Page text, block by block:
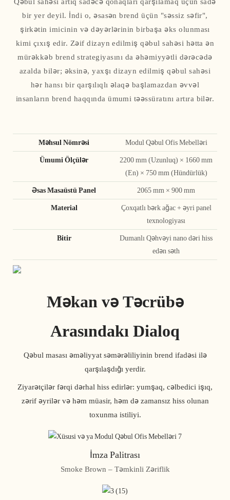
bir yer deyil. İndi o, əsasən brend üçün "səssiz səfir",
şirkətin imicinin və dəyərlərinin birbaşa əks olunması
kimi çıxış edir. Zəif dizayn edilmiş qəbul sahəsi hətta ən
mürəkkəb brend strategiyasını da əhəmiyyətli dərəcədə
azalda bilər; əksinə, yaxşı dizayn edilmiş qəbul sahəsi
hər hansı bir qarşılıqlı əlaqə başlamazdan əvvəl
insanların brend haqqında ümumi təəssüratını artıra bilər.
Məhsul Nömrəsi Modul Qəbul Ofis Mebelləri
Ümumi Ölçülər
2200 mm (Uzunluq) × 1660 mm
(En) × 750 mm (Hündürlük)
Əsas Masaüstü Panel 2065 mm × 900 mm
Material
Çoxqatlı bərk ağac + əyri panel
texnologiyası
Bitir
Dumanlı Qəhvəyi nano dəri hiss
edən səth
Məkan və Təcrübə
Arasındakı Dialoq
Qəbul masası əməliyyat səmərəliliyinin brend ifadəsi ilə
qarşılaşdığı yerdir.
Ziyarətçilər fərqi dərhal hiss edirlər: yumşaq, cəlbedici işıq,
zərif əyrilər və həm müasir, həm də zamansız hiss olunan
toxunma istiliyi.
İmza Palitrası
Smoke Brown – Təmkinli Zəriflik